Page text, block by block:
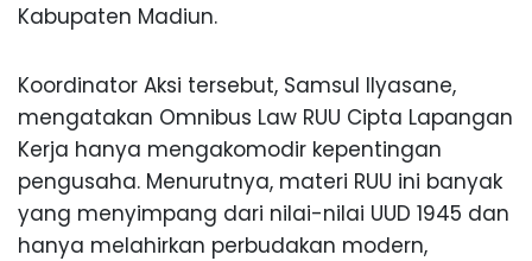
Kabupaten Madiun.
Koordinator Aksi tersebut, Samsul Ilyasane,
mengatakan Omnibus Law RUU Cipta Lapangan
Kerja hanya mengakomodir kepentingan
pengusaha. Menurutnya, materi RUU ini banyak
yang menyimpang dari nilai-nilai UUD 1945 dan
hanya melahirkan perbudakan modern,